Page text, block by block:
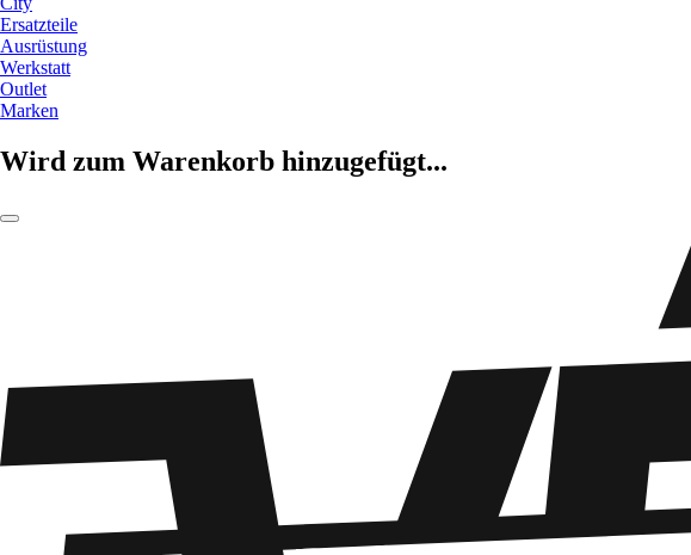
Ersatzteile
Ausrüstung
Werkstatt
Outlet
Marken
Wird zum Warenkorb hinzugefügt...